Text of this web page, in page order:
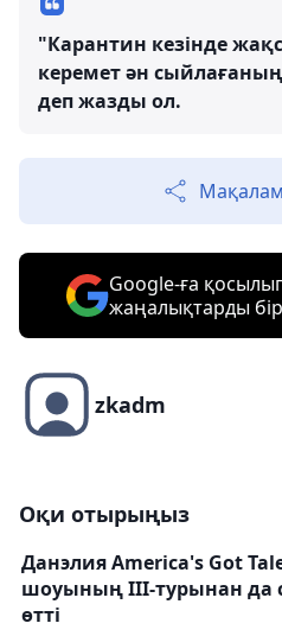
"Карантин кезінде
керемет ән
деп жазды ол.
Google-ға
жаңалықтарды
zkadm
Оқи отырыңыз
Данэлия America's Got
шоуының ІІІ-турынан да
өтті